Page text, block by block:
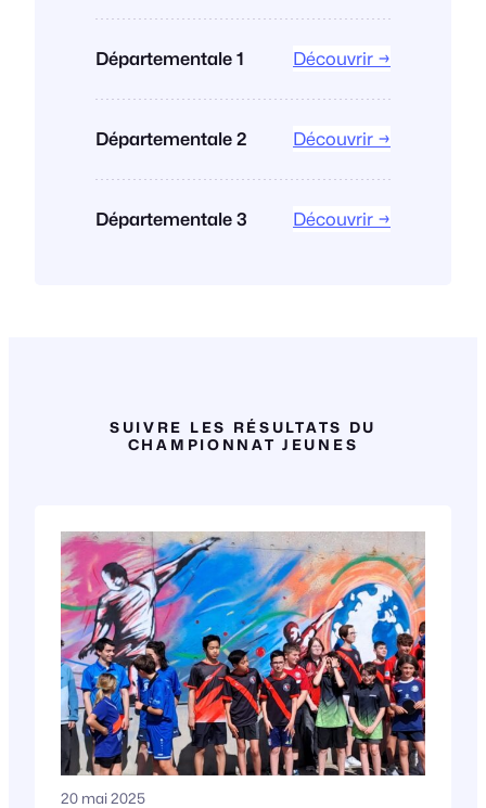
Départementale 1 Découvrir →
Départementale 2 Découvrir →
Départementale 3 Découvrir →
SUIVRE LES RÉSULTATS DU
CHAMPIONNAT JEUNES
20 mai 2025